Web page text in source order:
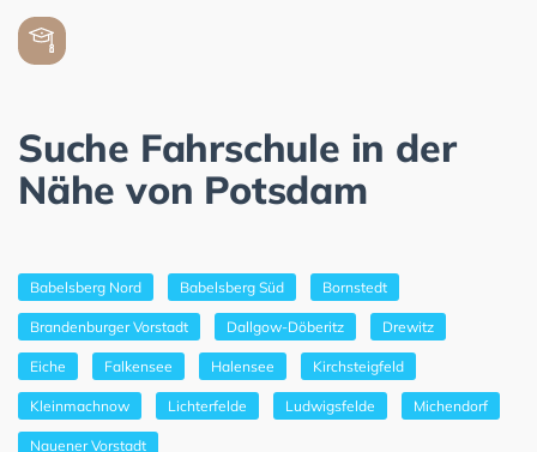
Suche Fahrschule in der
Nähe von Potsdam
Babelsberg Nord Babelsberg Süd Bornstedt
Brandenburger Vorstadt Dallgow-Döberitz Drewitz
Eiche Falkensee Halensee Kirchsteigfeld
Kleinmachnow Lichterfelde Ludwigsfelde Michendorf
Nauener Vorstadt